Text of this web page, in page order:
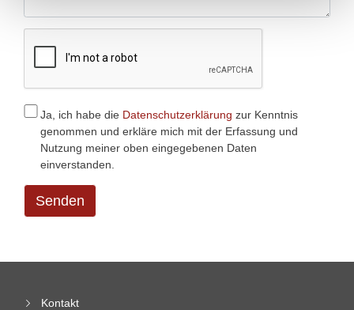
Ja, ich habe die Datenschutzerklärung zur Kenntnis
genommen und erkläre mich mit der Erfassung und
Nutzung meiner oben eingegebenen Daten
einverstanden.
Senden
Kontakt